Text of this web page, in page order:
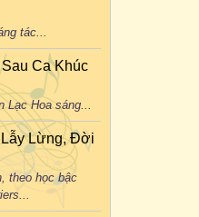
tác...
Ca Khúc
Lạc Hoa sáng...
Lẫy Lừng, Đời
theo học bậc